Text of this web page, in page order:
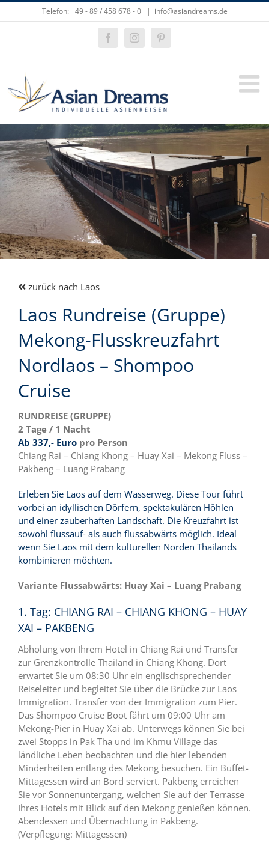
Inhalt
Telefon: +49 - 89 / 458 678 - 0 | info@asiandreams.de
FacebookInstagramPinterest
grösseres
Bild
zurück nach Laos
Laos Rundreise (Gruppe)
Mekong-Flusskreuzfahrt
Nordlaos – Shompoo
Cruise
RUNDREISE (GRUPPE)
2 Tage / 1 Nacht
Ab 337,- Euro pro Person
Chiang Rai – Chiang Khong – Huay Xai – Mekong Fluss –
Pakbeng – Luang Prabang
Erleben Sie Laos auf dem Wasserweg. Diese Tour führt
vorbei an idyllischen Dörfern, spektakulären Höhlen
und einer zauberhaften Landschaft. Die Kreuzfahrt ist
sowohl flussauf- als auch flussabwärts möglich. Ideal
wenn Sie Laos mit dem kulturellen Norden Thailands
kombinieren möchten.
Variante Flussabwärts: Huay Xai – Luang Prabang
1. Tag: CHIANG RAI – CHIANG KHONG – HUAY
XAI – PAKBENG
Abholung von Ihrem Hotel in Chiang Rai und Transfer
zur Grenzkontrolle Thailand in Chiang Khong. Dort
erwartet Sie um 08:30 Uhr ein englischsprechender
Reiseleiter und begleitet Sie über die Brücke zur Laos
Immigration. Transfer von der Immigration zum Pier.
Das Shompoo Cruise Boot fährt um 09:00 Uhr am
Mekong-Pier in Huay Xai ab. Unterwegs können Sie bei
zwei Stopps in Pak Tha und im Khmu Village das
ländliche Leben beobachten und die hier lebenden
Minderheiten entlang des Mekong besuchen. Ein Buffet-
Mittagessen wird an Bord serviert. Pakbeng erreichen
Sie vor Sonnenuntergang, welchen Sie auf der Terrasse
Ihres Hotels mit Blick auf den Mekong genießen können.
Abendessen und Übernachtung in Pakbeng.
(Verpflegung: Mittagessen)